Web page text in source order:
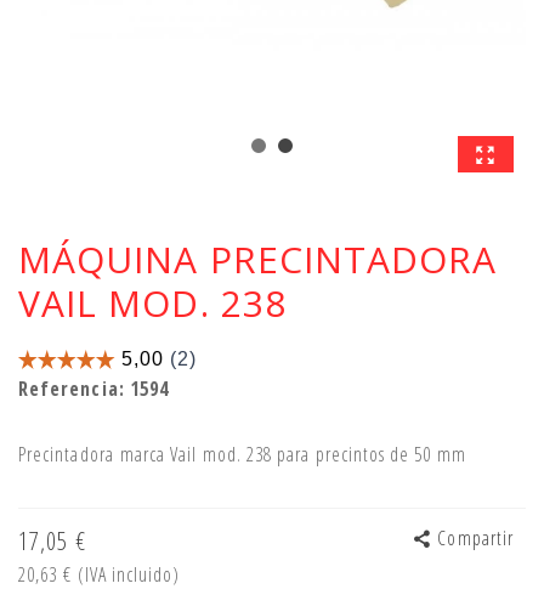
MÁQUINA PRECINTADORA
VAIL MOD. 238
Referencia: 1594
Precintadora marca Vail mod. 238 para precintos de 50 mm
17,05 €
20,63 € (IVA incluido)
Compartir